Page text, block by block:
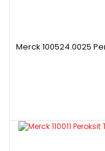
Merck 100524.0025